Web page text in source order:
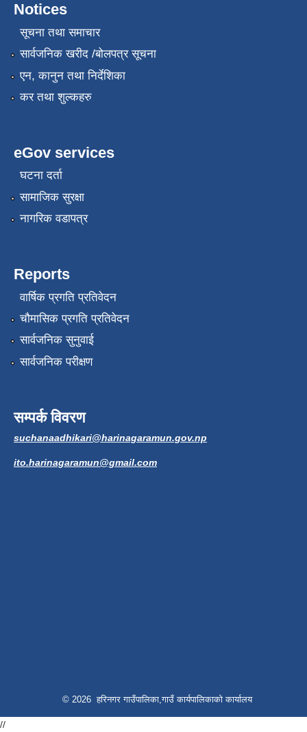
Notices
सूचना तथा समाचार
सार्वजनिक खरीद /बोलपत्र सूचना
एन, कानुन तथा निर्देशिका
कर तथा शुल्कहरु
eGov services
घटना दर्ता
सामाजिक सुरक्षा
नागरिक वडापत्र
Reports
वार्षिक प्रगति प्रतिवेदन
चौमासिक प्रगति प्रतिवेदन
सार्वजनिक सुनुवाई
सार्वजनिक परीक्षण
सम्पर्क विवरण
suchanaadhikari@harinagaramun.gov.np
ito.harinagaramun@gmail.com
© 2026 हरिनगर गाउँपालिका,गाउँ कार्यपालिकाको कार्यालय
//